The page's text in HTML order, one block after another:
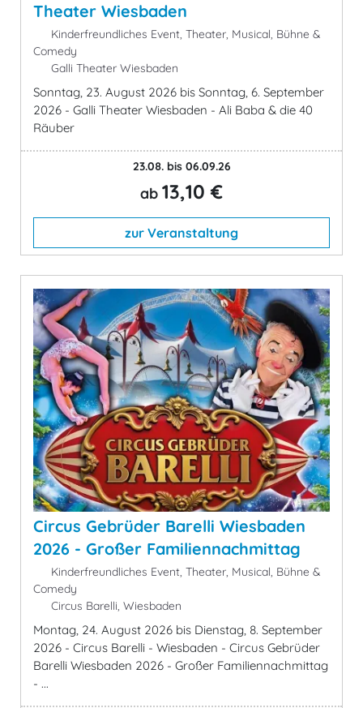
Theater Wiesbaden
Kinderfreundliches Event, Theater, Musical, Bühne &
Comedy
Galli Theater Wiesbaden
Sonntag, 23. August 2026 bis Sonntag, 6. September
2026 - Galli Theater Wiesbaden - Ali Baba & die 40
Räuber
23.08. bis 06.09.26
ab 13,10 €
zur Veranstaltung
Circus Gebrüder Barelli Wiesbaden
2026 - Großer Familiennachmittag
Kinderfreundliches Event, Theater, Musical, Bühne &
Comedy
Circus Barelli, Wiesbaden
Montag, 24. August 2026 bis Dienstag, 8. September
2026 - Circus Barelli - Wiesbaden - Circus Gebrüder
Barelli Wiesbaden 2026 - Großer Familiennachmittag
- ...